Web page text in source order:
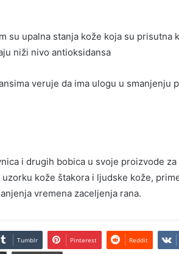
su upalna stanja kože koja su prisutna
niži nivo antioksidansa
veruje da ima ulogu u smanjenju
i drugih bobica u svoje proizvode za
kože štakora i ljudske kože,
vremena zaceljenja rana.
Tumblr Pinterest Reddit